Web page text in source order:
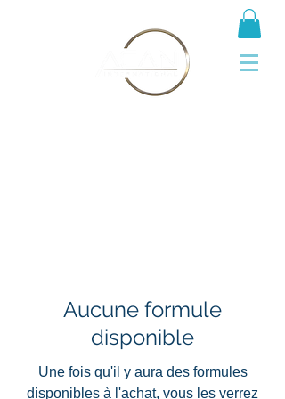
Aucune formule
disponible
Une fois qu'il y aura des formules
disponibles à l'achat, vous les verrez